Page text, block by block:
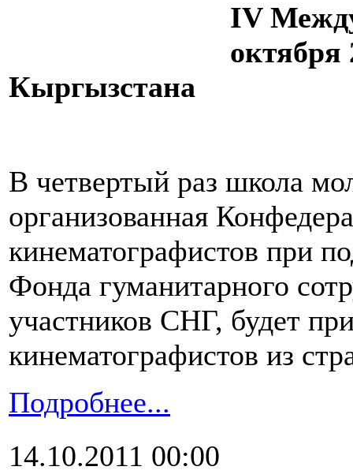
IV
октября
Кыргызстана
В четвертый раз школа
организованная
кинематографистов при
Фонда гуманитарного
участников СНГ, будет
кинематографистов из
Подробнее...
14.10.2011 00:00